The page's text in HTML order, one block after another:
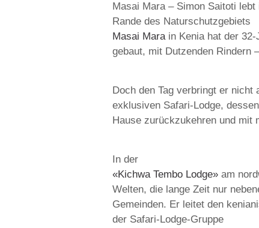
Masai Mara – Simon Saitoti
Rande des Naturschutzgebiets
Masai Marain Kenia hat der 32-
gebaut, mit Dutzenden Rindern
Doch den Tag verbringt er
exklusiven Safari-Lodge,
Hause zurückzukehren und mit
In der
«Kichwa Tembo Lodge» am
Welten, die lange Zeit nur
Gemeinden. Er leitet den
der Safari-Lodge-Gruppe